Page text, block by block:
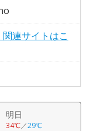
連サイトはこ
明日
34℃／29℃